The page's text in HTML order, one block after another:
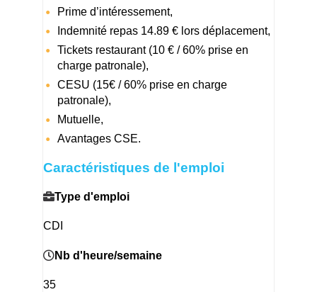
Prime d’intéressement,
Indemnité repas 14.89 € lors déplacement,
Tickets restaurant (10 € / 60% prise en
charge patronale),
CESU (15€ / 60% prise en charge
patronale),
Mutuelle,
Avantages CSE.
Caractéristiques de l'emploi
Type d'emploi
CDI
Nb d'heure/semaine
35